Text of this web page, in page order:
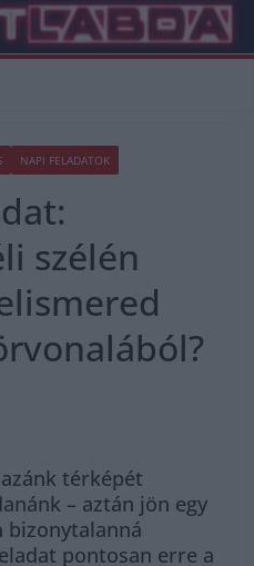
NAPI FELADATOK
szélén
térképét
– aztán jön egy
bizonytalanná
pontosan erre a